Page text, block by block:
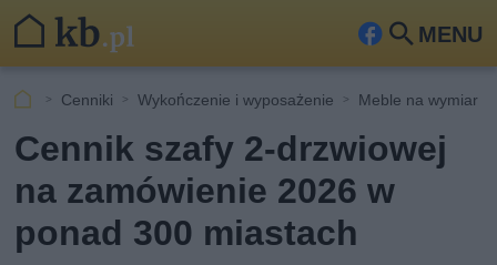
MENU
Fa
ook
Szu
kaj
Cenniki Wykończenie i wyposażenie Meble na wymiar
Cennik szafy 2-drzwiowej
na zamówienie 2026 w
ponad 300 miastach